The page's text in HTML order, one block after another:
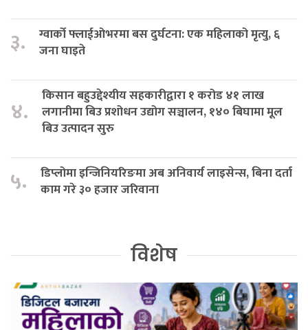
३.
ग्वार्को फ्लाईओभरमा बस दुर्घटना: एक महिलाको मृत्यु, ६
जना घाइते
४.
किसान बहुउद्देश्यीय सहकारीद्वारा १ करोड ४१ लाख
लगानीमा बिउ प्रशोधन उद्योग सञ्चालन, १४० बिघामा मूल
बिउ उत्पादन सुरु
५.
डिप्लोमा इन्जिनियरिङमा अब अनिवार्य लाइसेन्स, बिना दर्ता
काम गरे ३० हजार जरिवाना
विशेष